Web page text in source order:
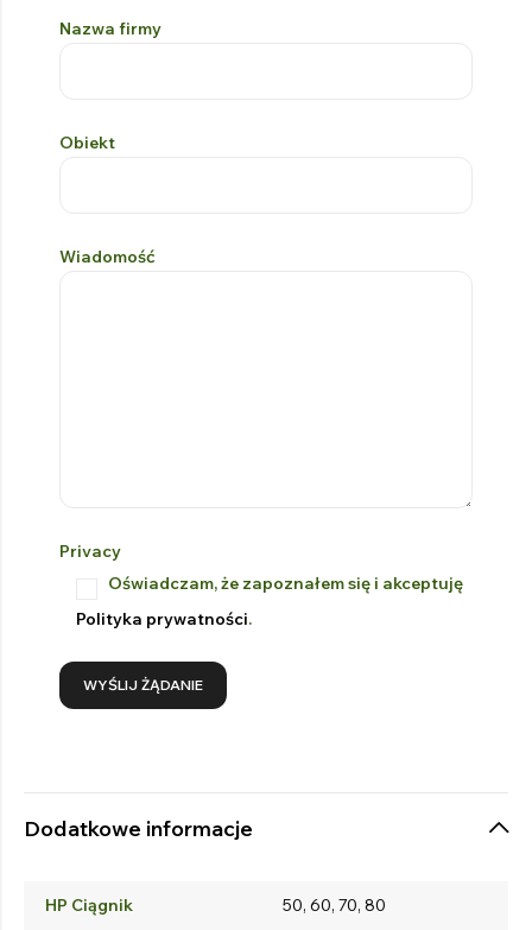
Nazwa firmy
Obiekt
Wiadomość
Privacy
Oświadczam, że zapoznałem się i akceptuję
Polityka prywatności.
Dodatkowe informacje
HP Ciągnik 50, 60, 70, 80